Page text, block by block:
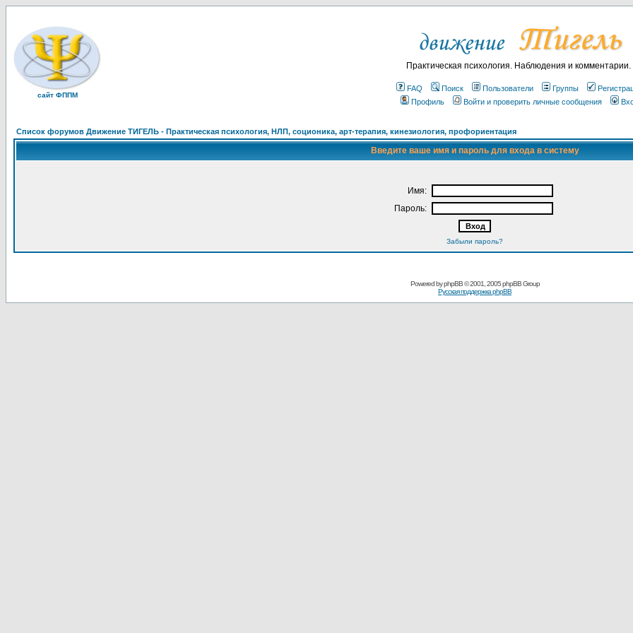
сайт ФППМ
Практическая психология. Наблюдения и комментарии.
FAQ Поиск Пользователи Группы
Профиль
Войти и проверить личные сообщения
Список форумов Движение ТИГЕЛЬ - Практическая психология, НЛП, соционика, арт-терапия, кинезиология, профориентация
Введите ваше имя и пароль для входа в систему
Имя:
Пароль:
Забыли пароль?
Powered byphpBB© 2001, 2005 phpBB Group
Русская поддержка phpBB